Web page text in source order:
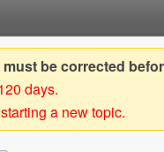
be corrected
days.
a new topic.